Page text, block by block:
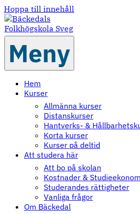
Hoppa till innehåll
Meny
Hem
Kurser
Allmänna kurser
Distanskurser
Hantverks- &
Korta kurser
Kurser på deltid
Att studera här
Att bo på skolan
Kostnader &
Studerandes rättigheter
Vanliga frågor
Om Bäckedal